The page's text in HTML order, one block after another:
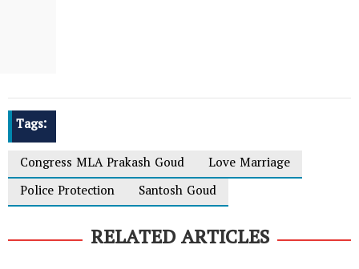
Tags:
Congress MLA Prakash Goud
Love Marriage
Police Protection
Santosh Goud
RELATED ARTICLES